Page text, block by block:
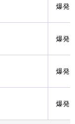
爆発
爆発
爆発
爆発